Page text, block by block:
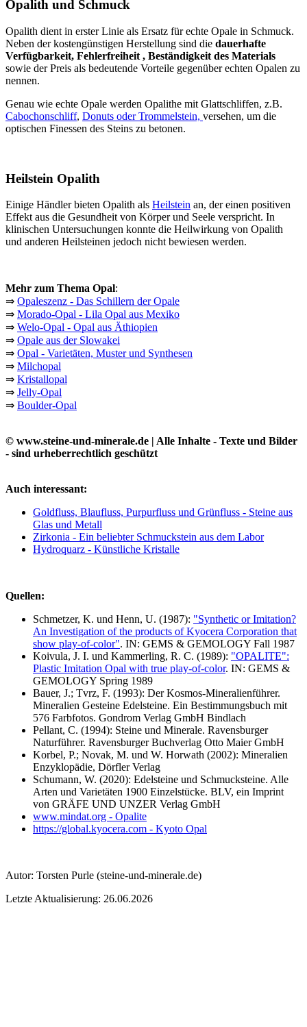
Opalith und Schmuck
Opalith dient in erster Linie als Ersatz für echte Opale in Schmuck.
Neben der kostengünstigen Herstellung sind die dauerhafte
Verfügbarkeit, Fehlerfreiheit , Beständigkeit des Materials
sowie der Preis als bedeutende Vorteile gegenüber echten Opalen zu
nennen.
Genau wie echte Opale werden Opalithe mit Glattschliffen, z.B.
Cabochonschliff, Donuts oder Trommelstein, versehen, um die
optischen Finessen des Steins zu betonen.
Heilstein Opalith
Einige Händler bieten Opalith als Heilstein an, der einen positiven
Effekt aus die Gesundheit von Körper und Seele verspricht. In
klinischen Untersuchungen konnte die Heilwirkung von Opalith
und anderen Heilsteinen jedoch nicht bewiesen werden.
Mehr zum Thema Opal:
⇒ Opaleszenz - Das Schillern der Opale
⇒ Morado-Opal - Lila Opal aus Mexiko
⇒ Welo-Opal - Opal aus Äthiopien
⇒ Opale aus der Slowakei
⇒ Opal - Varietäten, Muster und Synthesen
⇒ Milchopal
⇒ Kristallopal
⇒ Jelly-Opal
⇒ Boulder-Opal
© www.steine-und-minerale.de | Alle Inhalte - Texte und Bilder
- sind urheberrechtlich geschützt
Auch interessant:
Goldfluss, Blaufluss, Purpurfluss und Grünfluss - Steine aus
Glas und Metall
Zirkonia - Ein beliebter Schmuckstein aus dem Labor
Hydroquarz - Künstliche Kristalle
Quellen:
Schmetzer, K. und Henn, U. (1987): "Synthetic or Imitation?
An Investigation of the products of Kyocera Corporation that
show play-of-color". IN: GEMS & GEMOLOGY Fall 1987
Koivula, J. I. und Kammerling, R. C. (1989): "OPALITE":
Plastic Imitation Opal with true play-of-color. IN: GEMS &
GEMOLOGY Spring 1989
Bauer, J.; Tvrz, F. (1993): Der Kosmos-Mineralienführer.
Mineralien Gesteine Edelsteine. Ein Bestimmungsbuch mit
576 Farbfotos. Gondrom Verlag GmbH Bindlach
Pellant, C. (1994): Steine und Minerale. Ravensburger
Naturführer. Ravensburger Buchverlag Otto Maier GmbH
Korbel, P.; Novak, M. und W. Horwath (2002): Mineralien
Enzyklopädie, Dörfler Verlag
Schumann, W. (2020): Edelsteine und Schmucksteine. Alle
Arten und Varietäten 1900 Einzelstücke. BLV, ein Imprint
von GRÄFE UND UNZER Verlag GmbH
www.mindat.org - Opalite
https://global.kyocera.com - Kyoto Opal
Autor: Torsten Purle (steine-und-minerale.de)
Letzte Aktualisierung: 26.06.2026